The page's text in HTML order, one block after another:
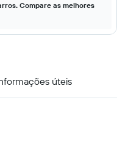
Compare as melhores
úteis